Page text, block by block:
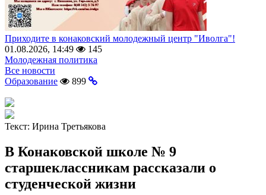
Приходите в конаковский молодежный центр "Иволга"!
01.08.2026, 14:49
145
Молодежная политика
Все новости
Образование
899
Текст: Ирина Третьякова
В Конаковской школе № 9
старшеклассникам рассказали о
студенческой жизни